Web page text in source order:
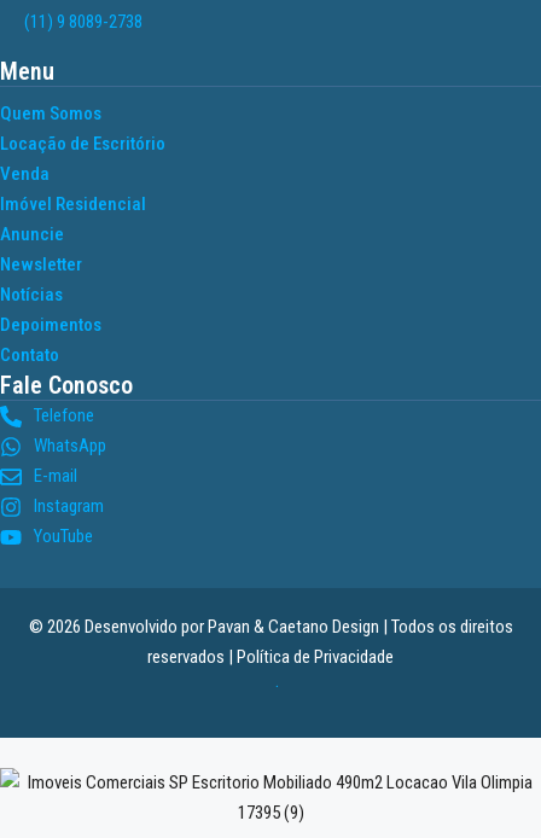
(11) 9 8089-2738
Menu
Quem Somos
Locação de Escritório
Venda
Imóvel Residencial
Anuncie
Newsletter
Notícias
Depoimentos
Contato
Fale Conosco
Telefone
WhatsApp
E-mail
Instagram
YouTube
© 2026 Desenvolvido porPavan & Caetano Design | Todos os direitos
reservados | Política de Privacidade
.